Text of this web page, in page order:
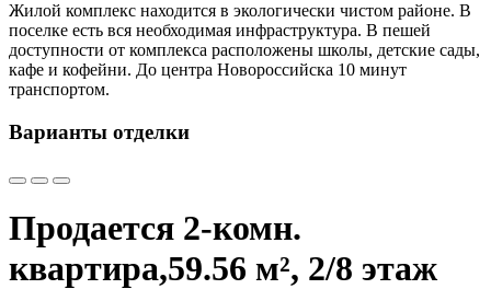
Жилой комплекс находится в экологически чистом районе. В
поселке есть вся необходимая инфраструктура. В пешей
доступности от комплекса расположены школы, детские сады,
кафе и кофейни. До центра Новороссийска 10 минут
транспортом.
Варианты отделки
Продается 2-комн.
квартира,59.56 м², 2/8 этаж